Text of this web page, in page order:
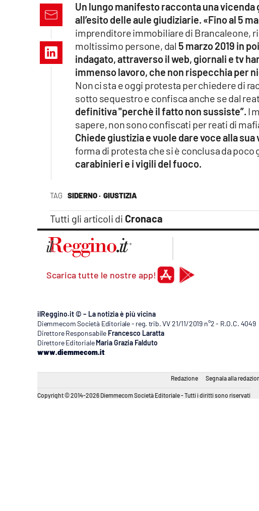
TAG SIDERNO · GIUSTIZIA
Tutti gli articoli di Cronaca
Un lungo manifesto racconta una
all’esito delle aule giudiziarie. «Fino al 5
imprenditore immobiliare di Brancaleone,
moltissimo persone, dal 5 marzo 2019 in
indagato, attraverso il web, giornali e tv
immenso lavoro, che non rispecchia per
Non ci sta e oggi protesta per chiedere di
sotto sequestro e confisca anche se dal
definitiva "perchè il fatto non sussiste”. I
sapere, non sono confiscati per reati di
Chiede giustizia e vuole dare voce alla
forma di protesta che si è conclusa da poco
carabinieri e i vigili del fuoco.
Scarica tutte le nostre app!
ilReggino.it © – La notizia è più vicina
Diemmecom Società Editoriale - reg. trib. VV 21/11/2019 n°2 - R.O.C. 4049
Direttore Responsabile Francesco Laratta
Direttore Editoriale Maria Grazia Falduto
www.diemmecom.it
Redazione Segnala alla
Copyright © 2014-2026 Diemmecom Società Editoriale - Tutti i diritti sono riservati